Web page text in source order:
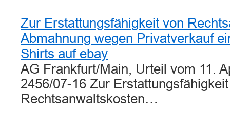
Zur Erstattungsfähigkeit von
Abmahnung wegen Privatverkauf
Shirts auf ebay
AG Frankfurt/Main, Urteil vom 11.
2456/07-16 Zur
Rechtsanwaltskosten…